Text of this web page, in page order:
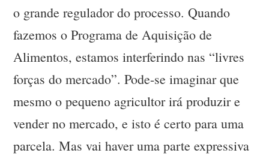
o grande regulador do processo. Quando
fazemos o Programa de Aquisição de
Alimentos, estamos interferindo nas “livres
forças do mercado”. Pode-se imaginar que
mesmo o pequeno agricultor irá produzir e
vender no mercado, e isto é certo para uma
parcela. Mas vai haver uma parte expressiva